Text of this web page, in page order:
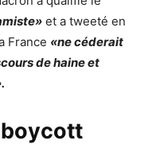
et a tweeté en
France «ne céderait
de haine et
boycott